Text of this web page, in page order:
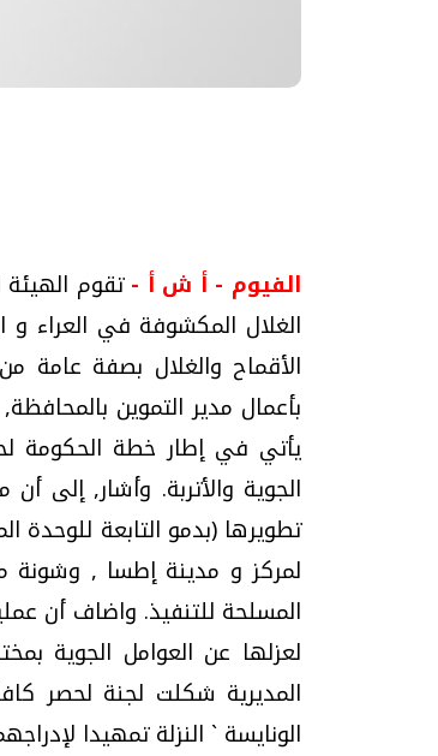
الفيوم - أ ش أ -
الغلال المكشوفة في العراء و
الأقماح والغلال بصفة عامة
بأعمال مدير التموين
يأتي في إطار خطة الحكومة
الجوية والأتربة. وأشار, إلى أن
تطويرها (بدمو التابعة للوحدة
لمركز و مدينة إطسا , وشونة
المسلحة للتنفيذ. واضاف أن
لعزلها عن العوامل الجوية
المديرية شكلت لجنة لحصر
الونايسة ` النزلة تمهيدا
الخميس، 30 يوليو 2026 01:09 م
تحقيقات وحوارات
موجات الطقس الساخنة.. لماذا تحدث وكيف